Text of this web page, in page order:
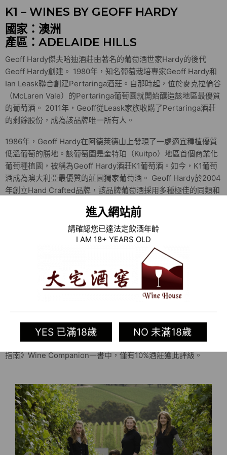
進入網站前
請確認您已達法定飲酒年齡
I AM 18+ YEARS OLD
YES 已滿18歲 NO 未滿18歲
K1 – WINES BY GEOFF HARDY
國家：澳洲
產區：ADELAIDE HILLS
Geoff Hardy傑夫哈迪酒莊由著名的葡萄酒世家Hardy的後代
Geoff Hardy創建。 1980年，知名葡萄栽培專家Geoff Hardy和
Ian Leask聯合創建Pertaringa酒莊。自那時起，位於麥克拉倫谷
（McLaren Vale）的Pertaringa葡萄園就開始釀造該地區最優質
的葡萄酒。 2011年，Geoff從Leask家族收購了Pertaringa酒莊
的剩餘股份，成為該品牌唯一所有人。
1986年，Geoff Hardy在阿德萊德山上發現了一處適宜種植優質
低溫葡萄的勝地。該葡萄園是奎特珀（Kuitpo）地區首個商業化
葡萄種植園，被稱為Geoff Hardy酒莊K1葡萄酒。如今，K1葡萄
酒成為澳大利亞最優質的莊園獨家葡萄酒。 Geoff Hardy於2004
年創立Hand Crafted品牌，該品牌葡萄酒採用多種極佳的同類和
澳大利亞各地實行可持續管理的葡萄園，並經手工篩選出優質葡
GMH品牌名稱是Geoff的姓名首字母縮寫，該品牌最初系針對加
拿大出口市場創立，如今已出口到多個國家。
Shane Harris為酒莊首席釀酒師。
在2012年和2018年，Shane被澳大利亞領先的葡萄酒行業出版物
為“澳大利亞年度最佳酒莊”。澳大利亞頂級葡萄酒評論家James
Halliday也將Geoff Hardy酒莊評為5星級酒莊，在他的《葡萄酒
指南》Wine Companion一書中，僅有10%酒莊獲此評級。